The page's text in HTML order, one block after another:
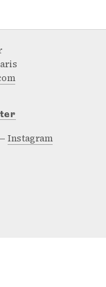
Instagram